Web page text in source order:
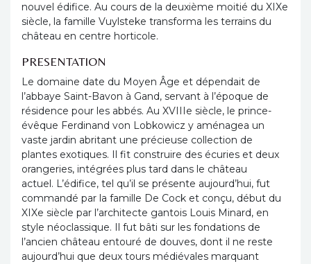
nouvel édifice. Au cours de la deuxième moitié du XIXe
siècle, la famille Vuylsteke transforma les terrains du
château en centre horticole.
PRESENTATION
Le domaine date du Moyen Âge et dépendait de
l’abbaye Saint-Bavon à Gand, servant à l’époque de
résidence pour les abbés. Au XVIIIe siècle, le prince-
évêque Ferdinand von Lobkowicz y aménagea un
vaste jardin abritant une précieuse collection de
plantes exotiques. Il fit construire des écuries et deux
orangeries, intégrées plus tard dans le château
actuel. L’édifice, tel qu’il se présente aujourd’hui, fut
commandé par la famille De Cock et conçu, début du
XIXe siècle par l’architecte gantois Louis Minard, en
style néoclassique. Il fut bâti sur les fondations de
l’ancien château entouré de douves, dont il ne reste
aujourd’hui que deux tours médiévales marquant